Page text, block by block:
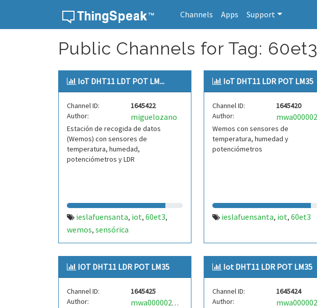
Channels Apps Support
Public Channels for Tag: 60et3
IoT DHT11 LDT POT LM...
Channel ID:
1645422
Author:
miguelozano
Estación de recogida de datos
(Wemos) con sensores de
temperatura, humedad,
potenciómetros y LDR
ieslafuensanta, iot, 60et3,
wemos, sensórica
IoT DHT11 LDR POT LM35
Channel ID:
1645420
Author:
Wemos con sensores de
temperatura, humedad y
potenciómetros
ieslafuensanta, iot, 60et3
IOT DHT11 LDR POT LM35
Channel ID:
1645425
Author:
mwa0000025484638
Iot DHT11 LDR POT LM35
Channel ID:
1645424
Author: